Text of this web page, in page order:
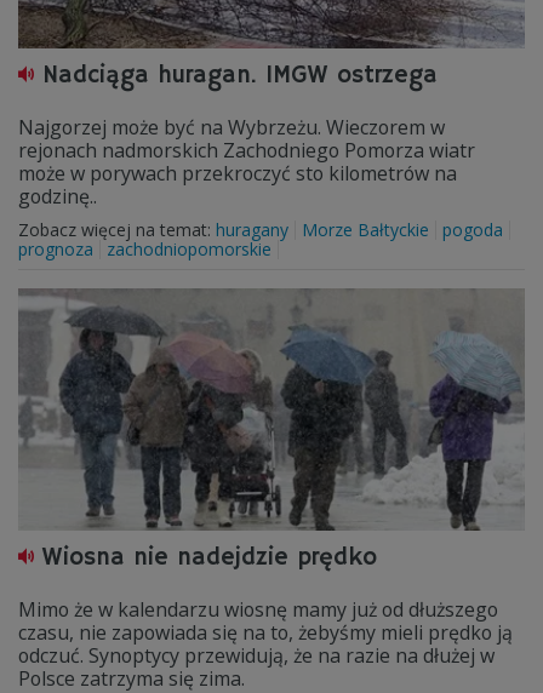
Nadciąga huragan. IMGW ostrzega
Najgorzej może być na Wybrzeżu. Wieczorem w
rejonach nadmorskich Zachodniego Pomorza wiatr
może w porywach przekroczyć sto kilometrów na
godzinę..
Zobacz więcej na temat: huragany Morze Bałtyckie
pogoda
prognoza
zachodniopomorskie
Wiosna nie nadejdzie prędko
Mimo że w kalendarzu wiosnę mamy już od dłuższego
czasu, nie zapowiada się na to, żebyśmy mieli prędko ją
odczuć. Synoptycy przewidują, że na razie na dłużej w
Polsce zatrzyma się zima.